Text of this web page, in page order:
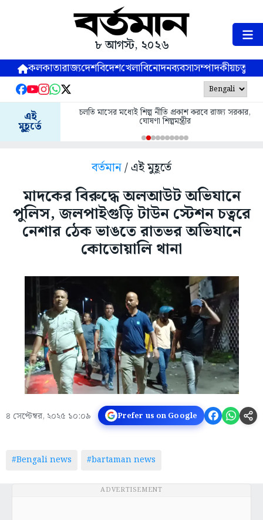
৮ আগস্ট, ২০২৬
কলকাতারাজ্যদেশবিদেশখেলাবিনোদনব্যবসাসম্পাদকীয়
এই
মুহূর্তে
চলতি মাসের মধ্যেই শিল্প নীতি প্রকাশ করবে রাজ্য সরকার,
ঘোষণা শিল্পমন্ত্রীর
বর্তমান/ এই মুহূর্তে
মাদকের বিরুদ্ধে অলআউট অভিযানে
পুলিস, জলপাইগুড়ি টাউন স্টেশন চত্বরে
নেশার ঠেক ভাঙতে রাতভর অভিযানে
কোতোয়ালি থানা
৪ সেপ্টেম্বর, ২০২৫ ১০:০৯ Prefer us on Google
#Bengali news #bartaman news
ADVERTISEMENT